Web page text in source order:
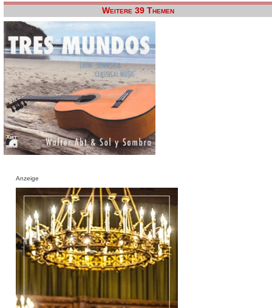
Weitere 39 Themen
Anzeige